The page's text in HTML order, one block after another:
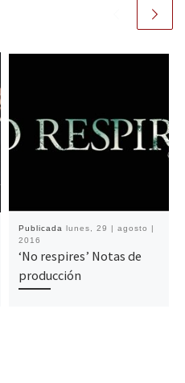
Publicada lunes, 29 | agosto |
2016
‘No respires’ Notas de
producción